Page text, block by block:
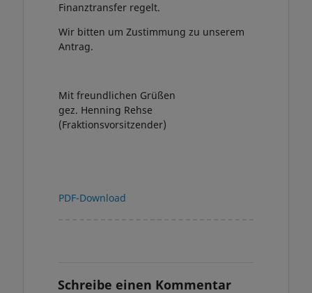
Finanztransfer regelt.
Wir bitten um Zustimmung zu unserem
Antrag.
Mit freundlichen Grüßen
gez. Henning Rehse
(Fraktionsvorsitzender)
PDF-Download
Schreibe einen Kommentar